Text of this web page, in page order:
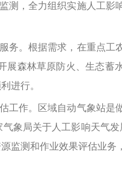
，全力组织实施人工影
。根据需求，在重点工
森林草原防火、生态
进行。
作。区域自动气象站是
象局关于人工影响天气
监测和作业效果评估业